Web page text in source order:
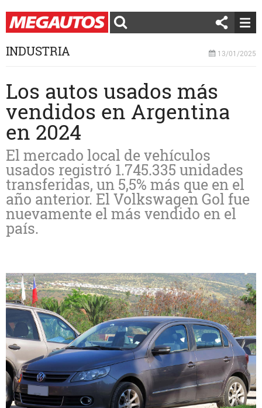
INDUSTRIA 13/01/2025
Los autos usados más
vendidos en Argentina
en 2024
El mercado local de vehículos
usados registró 1.745.335 unidades
transferidas, un 5,5% más que en el
año anterior. El Volkswagen Gol fue
nuevamente el más vendido en el
país.